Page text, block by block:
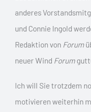
anderes
und Connie Ingold
Redaktion von Forum
neuer Wind Forum
Ich will Sie trotzdem
motivieren weiterhin